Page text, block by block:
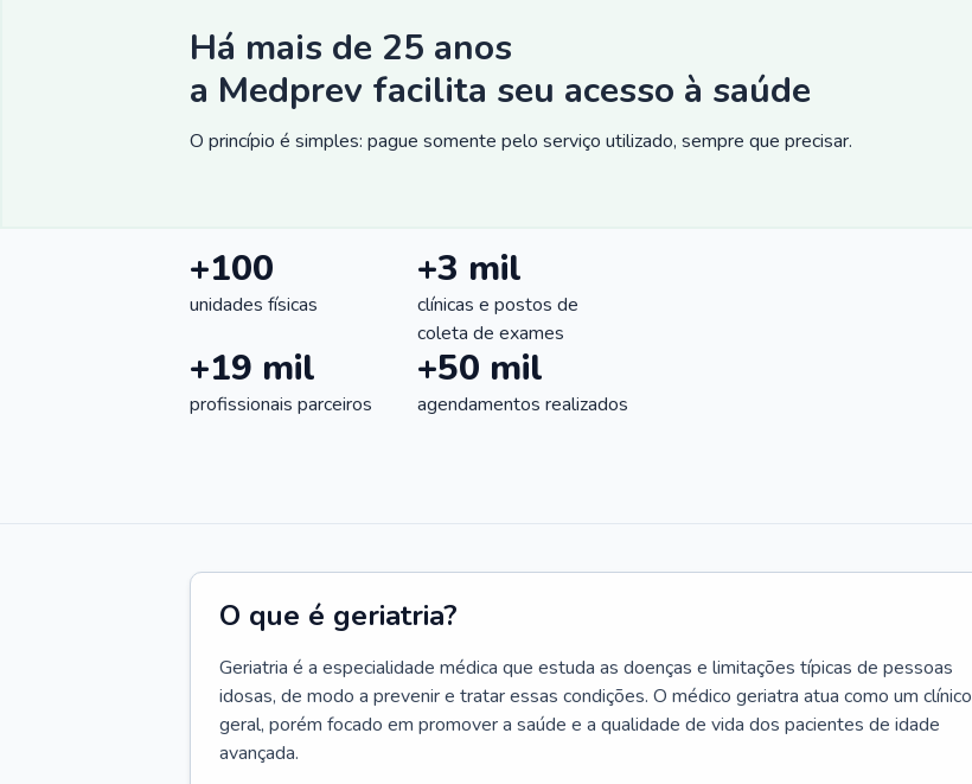
Há mais de 25 anos
a Medprev facilita seu acesso à saúde
O princípio é simples: pague somente pelo serviço utilizado, sempre que precisar.
+100
unidades físicas
+3 mil
clínicas e postos de
coleta de exames
+19 mil
profissionais parceiros
+50 mil
agendamentos realizados
O que é geriatria?
Geriatria é a especialidade médica que estuda as doenças e limitações típicas de pessoas
idosas, de modo a prevenir e tratar essas condições. O médico geriatra atua como um clínico
geral, porém focado em promover a saúde e a qualidade de vida dos pacientes de idade
avançada.